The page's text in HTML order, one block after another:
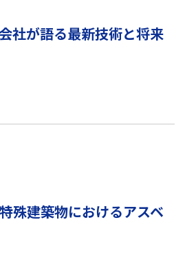
社が語る最新技術と将来
殊建築物におけるアスベ